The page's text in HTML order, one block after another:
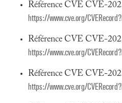
Référence CVE CVE-
https://www.cve.org/
Référence CVE CVE-
https://www.cve.org/
Référence CVE CVE-
https://www.cve.org/